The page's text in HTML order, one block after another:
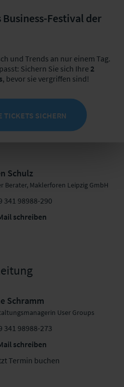
Wolf
Vertrieb der Zukunft
341 98 988-253
schreiben
Schulz
Berater, Maklerforen Leipzig GmbH
341 98988-290
schreiben
Schramm
User Groups
341 98988-273
schreiben
Termin buchen
Festival der
und Trends an nur einem Tag.
Sichern Sie sich Ihre 2
, bevor sie vergriffen sind!
TICKETS SICHERN